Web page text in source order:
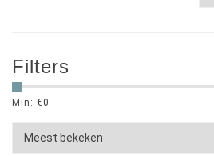
Filters
Min: €0